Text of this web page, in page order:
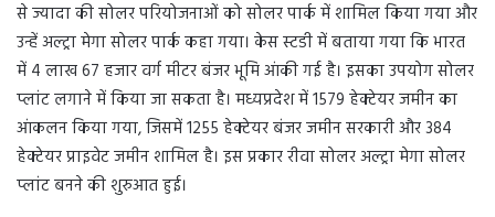
से ज्यादा की सोलर परियोजनाओं को सोलर पार्क में शामिल किया गया और
उन्हें अल्ट्रा मेगा सोलर पार्क कहा गया। केस स्टडी में बताया गया कि भारत
में 4 लाख 67 हजार वर्ग मीटर बंजर भूमि आंकी गई है। इसका उपयोग सोलर
प्लांट लगाने में किया जा सकता है। मध्यप्रदेश में 1579 हेक्टेयर जमीन का
आंकलन किया गया, जिसमें 1255 हेक्टेयर बंजर जमीन सरकारी और 384
हेक्टेयर प्राइवेट जमीन शामिल है। इस प्रकार रीवा सोलर अल्ट्रा मेगा सोलर
प्लांट बनने की शुरुआत हुई।